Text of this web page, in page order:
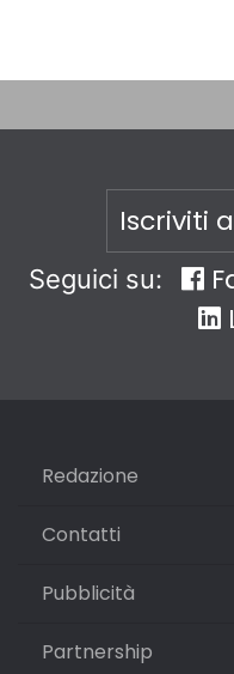
Iscriviti
Seguici su:
Redazione
Contatti
Pubblicità
Partnership